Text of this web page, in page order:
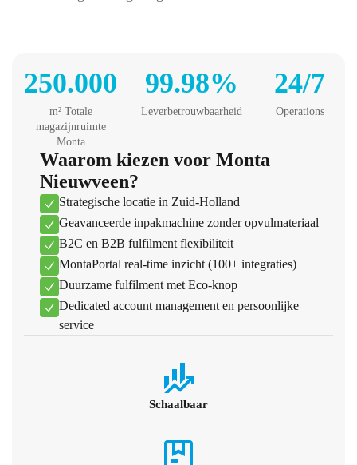
250.000
m² Totale
magazijnruimte
Monta
99.98%
Leverbetrouwbaarheid
24/7
Operations
Waarom kiezen voor Monta
Nieuwveen?
Strategische locatie in Zuid-Holland
Geavanceerde inpakmachine zonder opvulmateriaal
B2C en B2B fulfilment flexibiliteit
MontaPortal real-time inzicht (100+ integraties)
Duurzame fulfilment met Eco-knop
Dedicated account management en persoonlijke
service
Schaalbaar